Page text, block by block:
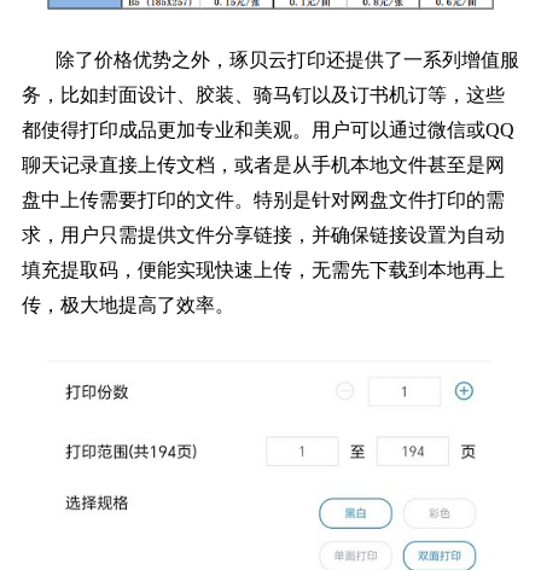
除了价格优势之外，琢贝云打印还提供了一系列增值服
务，比如封面设计、胶装、骑马钉以及订书机订等，这些
都使得打印成品更加专业和美观。用户可以通过微信或QQ
聊天记录直接上传文档，或者是从手机本地文件甚至是网
盘中上传需要打印的文件。特别是针对网盘文件打印的需
求，用户只需提供文件分享链接，并确保链接设置为自动
填充提取码，便能实现快速上传，无需先下载到本地再上
传，极大地提高了效率。